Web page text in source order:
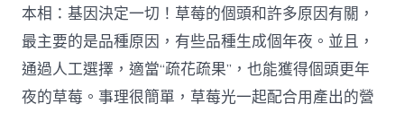
本相：基因決定一切！草莓的個頭和許多原因有關，
最主要的是品種原因，有些品種生成個年夜。並且，
通過人工選擇，適當“疏花疏果”，也能獲得個頭更年
夜的草莓。事理很簡單，草莓光一起配合用產出的營